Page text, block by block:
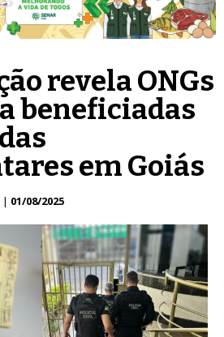
revela ONGs
beneficiadas
em Goiás
| 01/08/2025